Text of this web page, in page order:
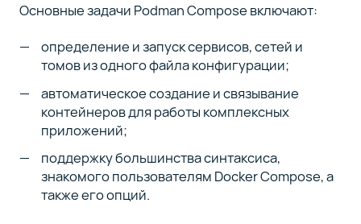
курса
Основные задачи Podman Compose включают:
определение и запуск сервисов, сетей и
томов из одного файла конфигурации;
автоматическое создание и связывание
контейнеров для работы комплексных
приложений;
поддержку большинства синтаксиса,
знакомого пользователям Docker Compose, а
также его опций.